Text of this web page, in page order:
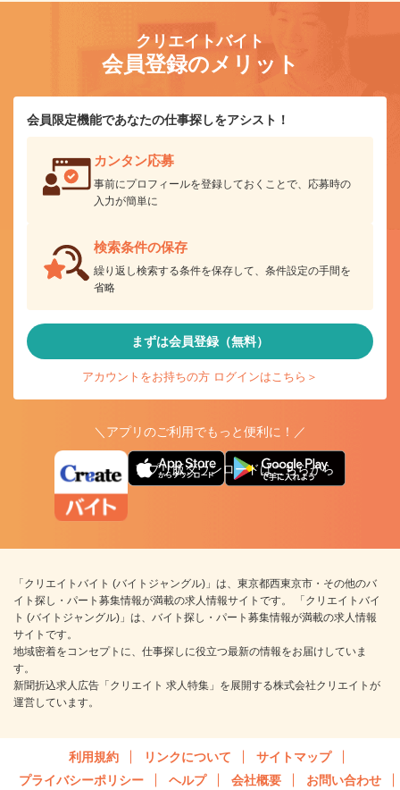
クリエイトバイト
会員登録のメリット
会員限定機能であなたの仕事探しをアシスト！
カンタン応募
事前にプロフィールを登録しておくことで、応募時の
入力が簡単に
検索条件の保存
繰り返し検索する条件を保存して、条件設定の手間を
省略
まずは会員登録（無料）
アカウントをお持ちの方 ログインはこちら＞
＼アプリのご利用でもっと便利に！／
アプリ版ダウンロードはこちらから
「クリエイトバイト (バイトジャングル)」は、東京都西東京市・その他のバ
イト探し・パート募集情報が満載の求人情報サイトです。 「クリエイトバイ
ト (バイトジャングル)」は、バイト探し・パート募集情報が満載の求人情報
サイトです。
地域密着をコンセプトに、仕事探しに役立つ最新の情報をお届けしていま
す。
新聞折込求人広告「クリエイト 求人特集」を展開する株式会社クリエイトが
運営しています。
利用規約 リンクについて
サイトマップ
プライバシーポリシー
ヘルプ 会社概要 お問い合わせ